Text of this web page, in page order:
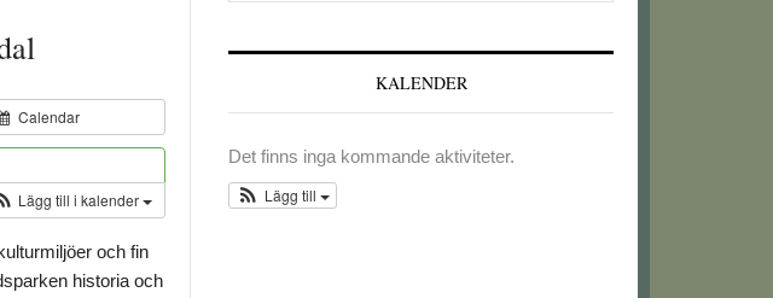
Calendar
Lägg till i kalender
och fin
historia och
webbplatsen
KALENDER
Det finns inga kommande aktiviteter.
Lägg till